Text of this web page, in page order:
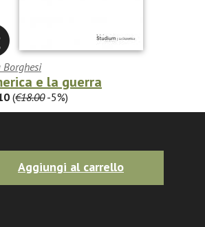
Borghesi
e la guerra
(€18.00-5%)
Aggiungi al carrello